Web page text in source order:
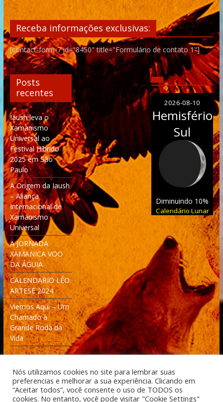
Receba informações exclusivas:
[contact-form-7 id="8450" title="Formulário de contato 1"]
Posts
recentes
Iaush leva o
Xamanismo
Universal ao
Festival Híbrido
2025 em São
Paulo
A Origem da Iaush
– Aliança
Internacional de
Xamanismo
Universal
A JORNADA
XAMANICA VOO
DA ÁGUIA
CALENDARIO LÉO
ARTESE 2024
Viemos Aqui – Um
Chamado à
Grande Roda da
Vida
2026-08-10
Hemisfério
Sul
Diminuindo 10%
Calendário Lunar
Nós utilizamos cookies no site para lembrar suas
preferencias e melhorar a sua experiência. Clicando em
“Aceitar todos”, você consente o uso de TODOS os
cookies. No entanto, você pode visitar "Cookie Settings"